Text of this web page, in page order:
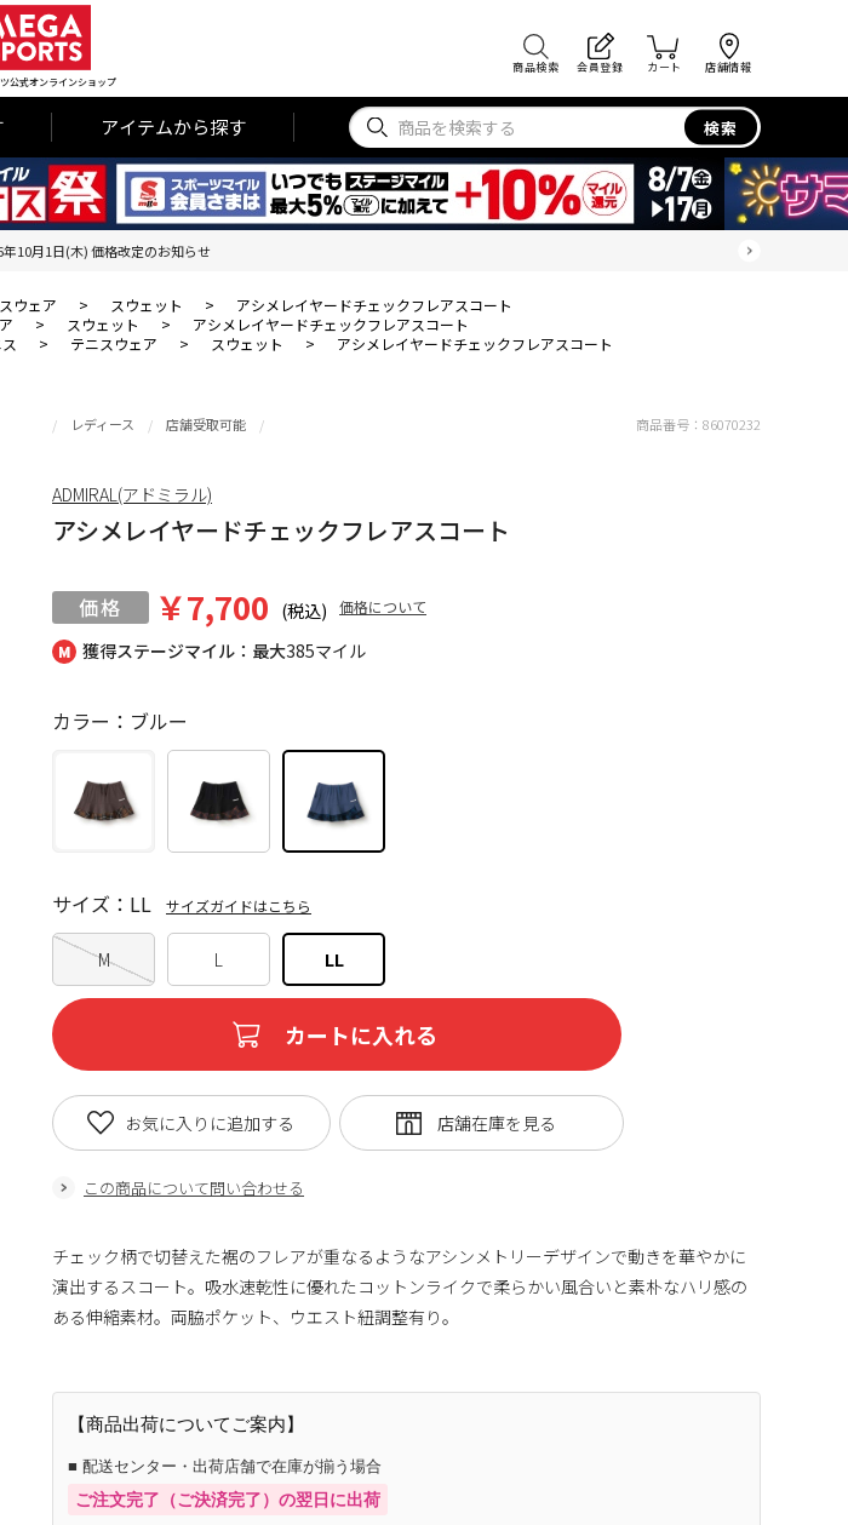
公式オンラインショップ
商品検索 会員登録 カート 店舗情報
アイテムから探す 検索
年10月1日(木) 価格改定のお知らせ
ウェア > スウェット >
アシメレイヤードチェックフレアスコート
> スウェット >
アシメレイヤードチェックフレアスコート
> テニスウェア > スウェット > アシメレイヤードチェックフレアスコート
獲得ステージマイル：最大385マイル
レディース 店舗受取可能
アシメレイヤードチェックフレアスコート
￥7,700 (税込) 価格について
カラー：ブルー
M L LL
サイズ：LL サイズガイドはこちら
カートに入れる
この商品について問い合わせる
お気に入りに追加する
商品番号： 86070232
ADMIRAL(アドミラル)
チェック柄で切替えた裾のフレアが重なるようなアシンメトリーデザインで動きを華やかに
演出するスコート。吸水速乾性に優れたコットンライクで柔らかい風合いと素朴なハリ感の
ある伸縮素材。両脇ポケット、ウエスト紐調整有り。
【商品出荷についてご案内】
■ 配送センター・出荷店舗で在庫が揃う場合
ご注文完了（ご決済完了）の翌日に出荷